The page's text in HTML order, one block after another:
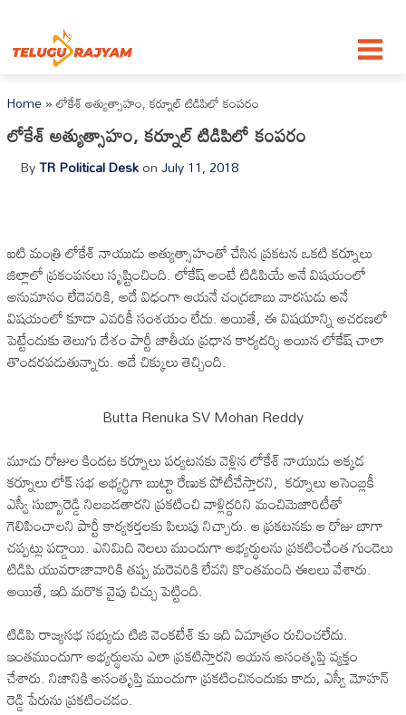
Home»లోకేశ్ అత్యుత్సాహం, కర్నూల్ టిడిపిలో కంపరం
లోకేశ్ అత్యుత్సాహం, కర్నూల్ టిడిపిలో కంపరం
ByTR Political DeskonJuly 11, 2018
ఐటి మంత్రి లోకేశ్ నాయుడు అత్యుత్సాహంతో చేసిన ప్రకటన ఒకటి కర్నూలు
జిల్లాలో ప్రకంపనలు సృష్టించింది. లోకేష్ అంటే టిడిపియే అనే విషయంలో
అనుమానం లేదెవరికి, అదే విధంగా ఆయనే చంద్రబాబు వారసుడు అనే
విషయంలో కూడా ఎవరికీ సంశయం లేదు. అయితే, ఈ విషయాన్ని అచరణలో
పెట్టేందుకు తెలుగు దేశం పార్టీ జాతీయ ప్రధాన కార్యదర్శి అయిన లోకేష్ చాలా
తొందరపడుతున్నారు. అదే చిక్కులు తెచ్చింది.
Butta Renuka SV Mohan Reddy
మూడు రోజుల కిందట కర్నూలు పర్యటనకు వెళ్లిన లోకేశ్ నాయుడు అక్కడ
కర్నూలు లోక్ సభ అభ్యర్థిగా బుట్టా రేణుక పోటీచేస్తారని, కర్నూలు అసెంబ్లకీ
ఎస్వీ సుబ్బారెడ్డి నిలబడతారని ప్రకటించి వాళ్లిద్దరిని మంచిమెజారిటీతో
గెలిపించాలని పార్టీ కార్యకర్తలకు పిలుపు నిచ్చారు. ఆ ప్రకటనకు ఆ రోజు బాగా
చప్పట్లు పడ్డాయి. ఎనిమిది నెలలు ముందుగా అభ్యర్థులను ప్రకటించేంత గుండెలు
టిడిపి యువరాజావారికి తప్ప మరెవరికి లేవని కొంతమంది ఈలలు వేశారు.
అయితే, ఇది మరొక వైపు చిచ్చు పెట్టింది.
టిడిపి రాజ్యసభ సభ్యుడు టిజి వెంకటేశ్ కు ఇది ఏమాత్రం రుచించలేదు.
ఇంతముందుగా అభ్యర్థులను ఎలా ప్రకటిస్తారని ఆయన అసంతృప్తి వ్యక్తం
చేశారు. నిజానికి అసంతృప్తి ముందుగా ప్రకటించినందుకు కాదు, ఎస్వీ మోహన్
రెడ్డి పేరును ప్రకటించడం.